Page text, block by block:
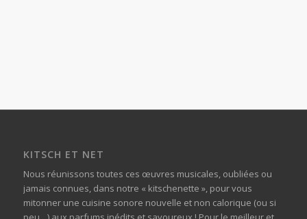
KITSCH ET NET
Nous réunissons toutes ces œuvres musicales, oubliées ou
jamais connues, dans notre « kitschenette », pour vous
mitonner une cuisine sonore nouvelle et non calorique (ou si